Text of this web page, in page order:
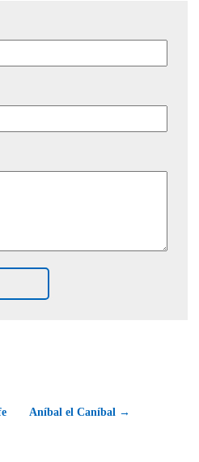
Aníbal el Caníbal →